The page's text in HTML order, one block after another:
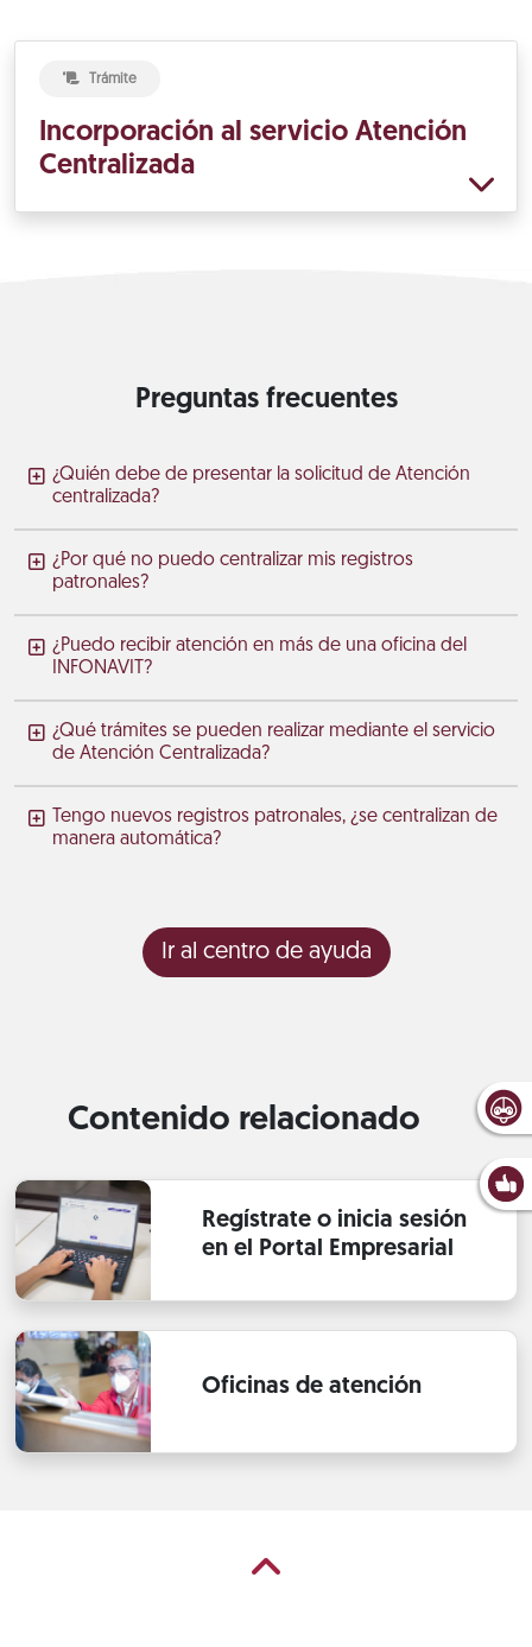
Trámite
Incorporación al servicio Atención
Centralizada
Preguntas frecuentes
¿Quién debe de presentar la solicitud de Atención
centralizada?
¿Por qué no puedo centralizar mis registros
patronales?
¿Puedo recibir atención en más de una oficina del
INFONAVIT?
¿Qué trámites se pueden realizar mediante el servicio
de Atención Centralizada?
Tengo nuevos registros patronales, ¿se centralizan de
manera automática?
Ir al centro de ayuda
Contenido relacionado
Regístrate o inicia sesión
en el Portal Empresarial
Oficinas de atención